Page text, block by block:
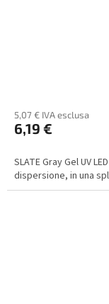
5,07 € IVA esclusa
6,19 €
SLATE Gray Gel UV
dispersione, in una